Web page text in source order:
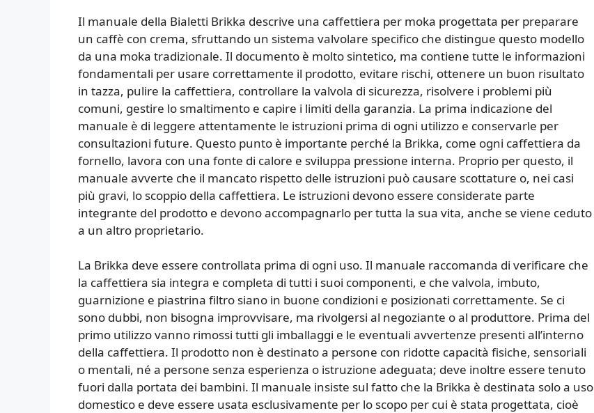
Il manuale della Bialetti Brikka descrive una caffettiera per moka progettata per preparare
un caffè con crema, sfruttando un sistema valvolare specifico che distingue questo modello
da una moka tradizionale. Il documento è molto sintetico, ma contiene tutte le informazioni
fondamentali per usare correttamente il prodotto, evitare rischi, ottenere un buon risultato
in tazza, pulire la caffettiera, controllare la valvola di sicurezza, risolvere i problemi più
comuni, gestire lo smaltimento e capire i limiti della garanzia. La prima indicazione del
manuale è di leggere attentamente le istruzioni prima di ogni utilizzo e conservarle per
consultazioni future. Questo punto è importante perché la Brikka, come ogni caffettiera da
fornello, lavora con una fonte di calore e sviluppa pressione interna. Proprio per questo, il
manuale avverte che il mancato rispetto delle istruzioni può causare scottature o, nei casi
più gravi, lo scoppio della caffettiera. Le istruzioni devono essere considerate parte
integrante del prodotto e devono accompagnarlo per tutta la sua vita, anche se viene ceduto
a un altro proprietario.
La Brikka deve essere controllata prima di ogni uso. Il manuale raccomanda di verificare che
la caffettiera sia integra e completa di tutti i suoi componenti, e che valvola, imbuto,
guarnizione e piastrina filtro siano in buone condizioni e posizionati correttamente. Se ci
sono dubbi, non bisogna improvvisare, ma rivolgersi al negoziante o al produttore. Prima del
primo utilizzo vanno rimossi tutti gli imballaggi e le eventuali avvertenze presenti all’interno
della caffettiera. Il prodotto non è destinato a persone con ridotte capacità fisiche, sensoriali
o mentali, né a persone senza esperienza o istruzione adeguata; deve inoltre essere tenuto
fuori dalla portata dei bambini. Il manuale insiste sul fatto che la Brikka è destinata solo a uso
domestico e deve essere usata esclusivamente per lo scopo per cui è stata progettata, cioè